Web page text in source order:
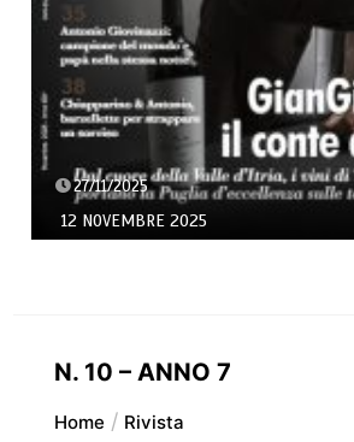
27/11/2025
12 NOVEMBRE 2025
N. 10 – ANNO 7
Home Rivista